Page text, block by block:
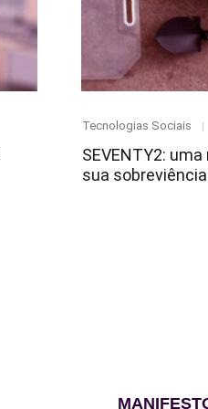
Category
Tecnologias Sociais
SEVENTY2:
sua